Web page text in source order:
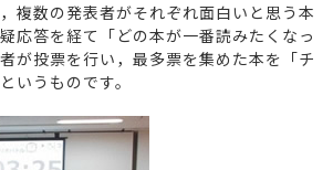
複数の発表者がそれぞれ面白いと思う本
応答を経て「どの本が一番読みたくなっ
が投票を行い，最多票を集めた本を「チ
いうものです。